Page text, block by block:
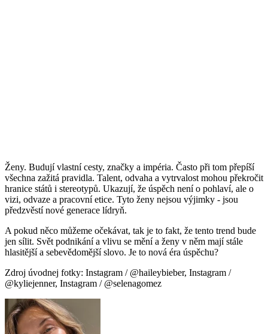
Ženy. Budují vlastní cesty, značky a impéria. Často při tom přepíší
všechna zažitá pravidla. Talent, odvaha a vytrvalost mohou překročit
hranice států i stereotypů. Ukazují, že úspěch není o pohlaví, ale o
vizi, odvaze a pracovní etice. Tyto ženy nejsou výjimky - jsou
předzvěstí nové generace lídryň.
A pokud něco můžeme očekávat, tak je to fakt, že tento trend bude
jen sílit. Svět podnikání a vlivu se mění a ženy v něm mají stále
hlasitější a sebevědomější slovo. Je to nová éra úspěchu?
Zdroj úvodnej fotky: Instagram / @haileybieber, Instagram /
@kyliejenner, Instagram / @selenagomez